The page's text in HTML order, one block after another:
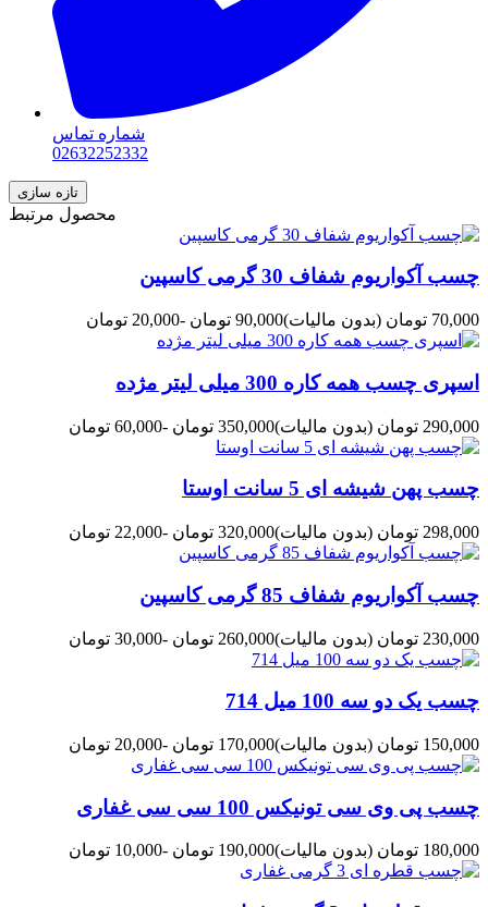
شماره تماس
02632252332
محصول مرتبط
چسب آکواریوم شفاف 30 گرمی کاسپین
70,000 تومان (بدون مالیات)90,000 تومان -20,000 تومان
اسپری چسب همه کاره 300 میلی لیتر مژده
290,000 تومان (بدون مالیات)350,000 تومان -60,000 تومان
چسب پهن شیشه ای 5 سانت اوستا
298,000 تومان (بدون مالیات)320,000 تومان -22,000 تومان
چسب آکواریوم شفاف 85 گرمی کاسپین
230,000 تومان (بدون مالیات)260,000 تومان -30,000 تومان
چسب یک دو سه 100 میل 714
150,000 تومان (بدون مالیات)170,000 تومان -20,000 تومان
چسب پی وی سی تونیکس 100 سی سی غفاری
180,000 تومان (بدون مالیات)190,000 تومان -10,000 تومان